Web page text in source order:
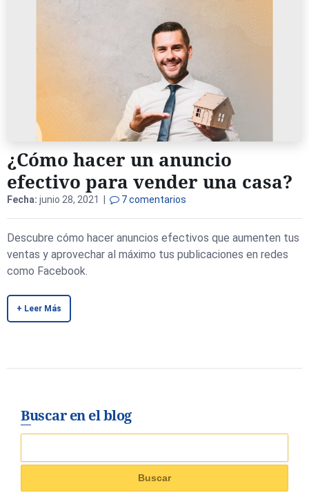
¿Cómo hacer un anuncio
efectivo para vender una casa?
Fecha: junio 28, 2021 | 7 comentarios
Descubre cómo hacer anuncios efectivos que aumenten tus
ventas y aprovechar al máximo tus publicaciones en redes
como Facebook.
+ Leer Más
Buscar en el blog